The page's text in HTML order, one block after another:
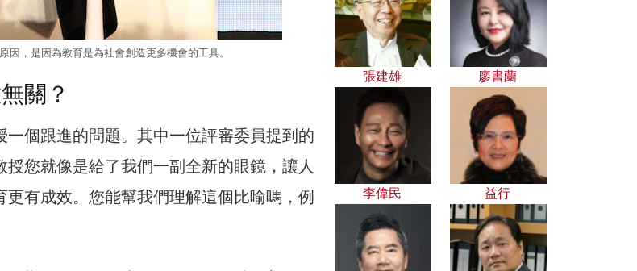
因，是因為教育是為社會創造更多機會的工具。
關？
一個跟進的問題。其中一位評審委員提到的
您就像是給了我們一副全新的眼鏡，讓人
有成效。您能幫我們理解這個比喻嗎，例
張建雄 廖書蘭
李偉民 益行